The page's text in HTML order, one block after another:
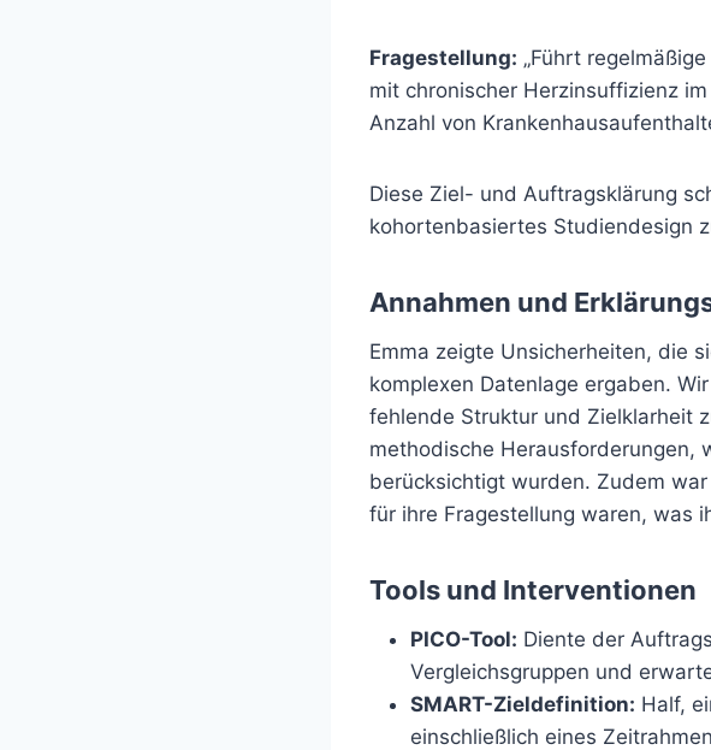
Fragestellung: „Führt
mit chronischer Herzinsuffizienz
Anzahl von
Diese Ziel- und Auftragsklärung
kohortenbasiertes Studiendesign
Annahmen und
Emma zeigte Unsicherheiten, die
komplexen Datenlage ergaben.
fehlende Struktur und Zielklarheit
methodische Herausforderungen,
berücksichtigt wurden. Zudem
für ihre Fragestellung waren, was
Tools und Interventionen
PICO-Tool: Diente der
Vergleichsgruppen und
SMART-Zieldefinition: Half,
einschließlich eines